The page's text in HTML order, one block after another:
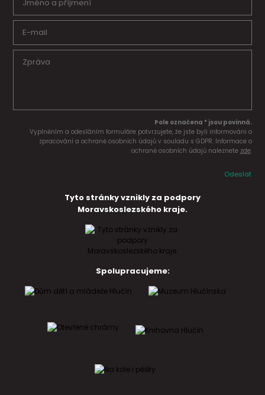
Pole označena * jsou povinná.
Vyplněním a odesláním formuláře potvrzujete, že jste byli informováni o
zpracování a ochraně osobních údajů v souladu s GDPR. Informace o
ochraně osobních údajů naleznete zde.
Odeslat
Tyto stránky vznikly za podpory
Moravskoslezského kraje.
Spolupracujeme: